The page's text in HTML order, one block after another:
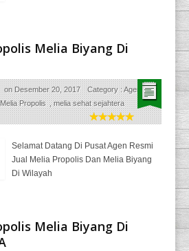
Melia Biyang Di
onDesember 20, 2017 Category :Agen
Melia Propolis ,melia sehat sejahtera
Selamat Datang Di Pusat Agen Resmi
Jual Melia Propolis Dan Melia Biyang
Di Wilayah
Melia Biyang Di